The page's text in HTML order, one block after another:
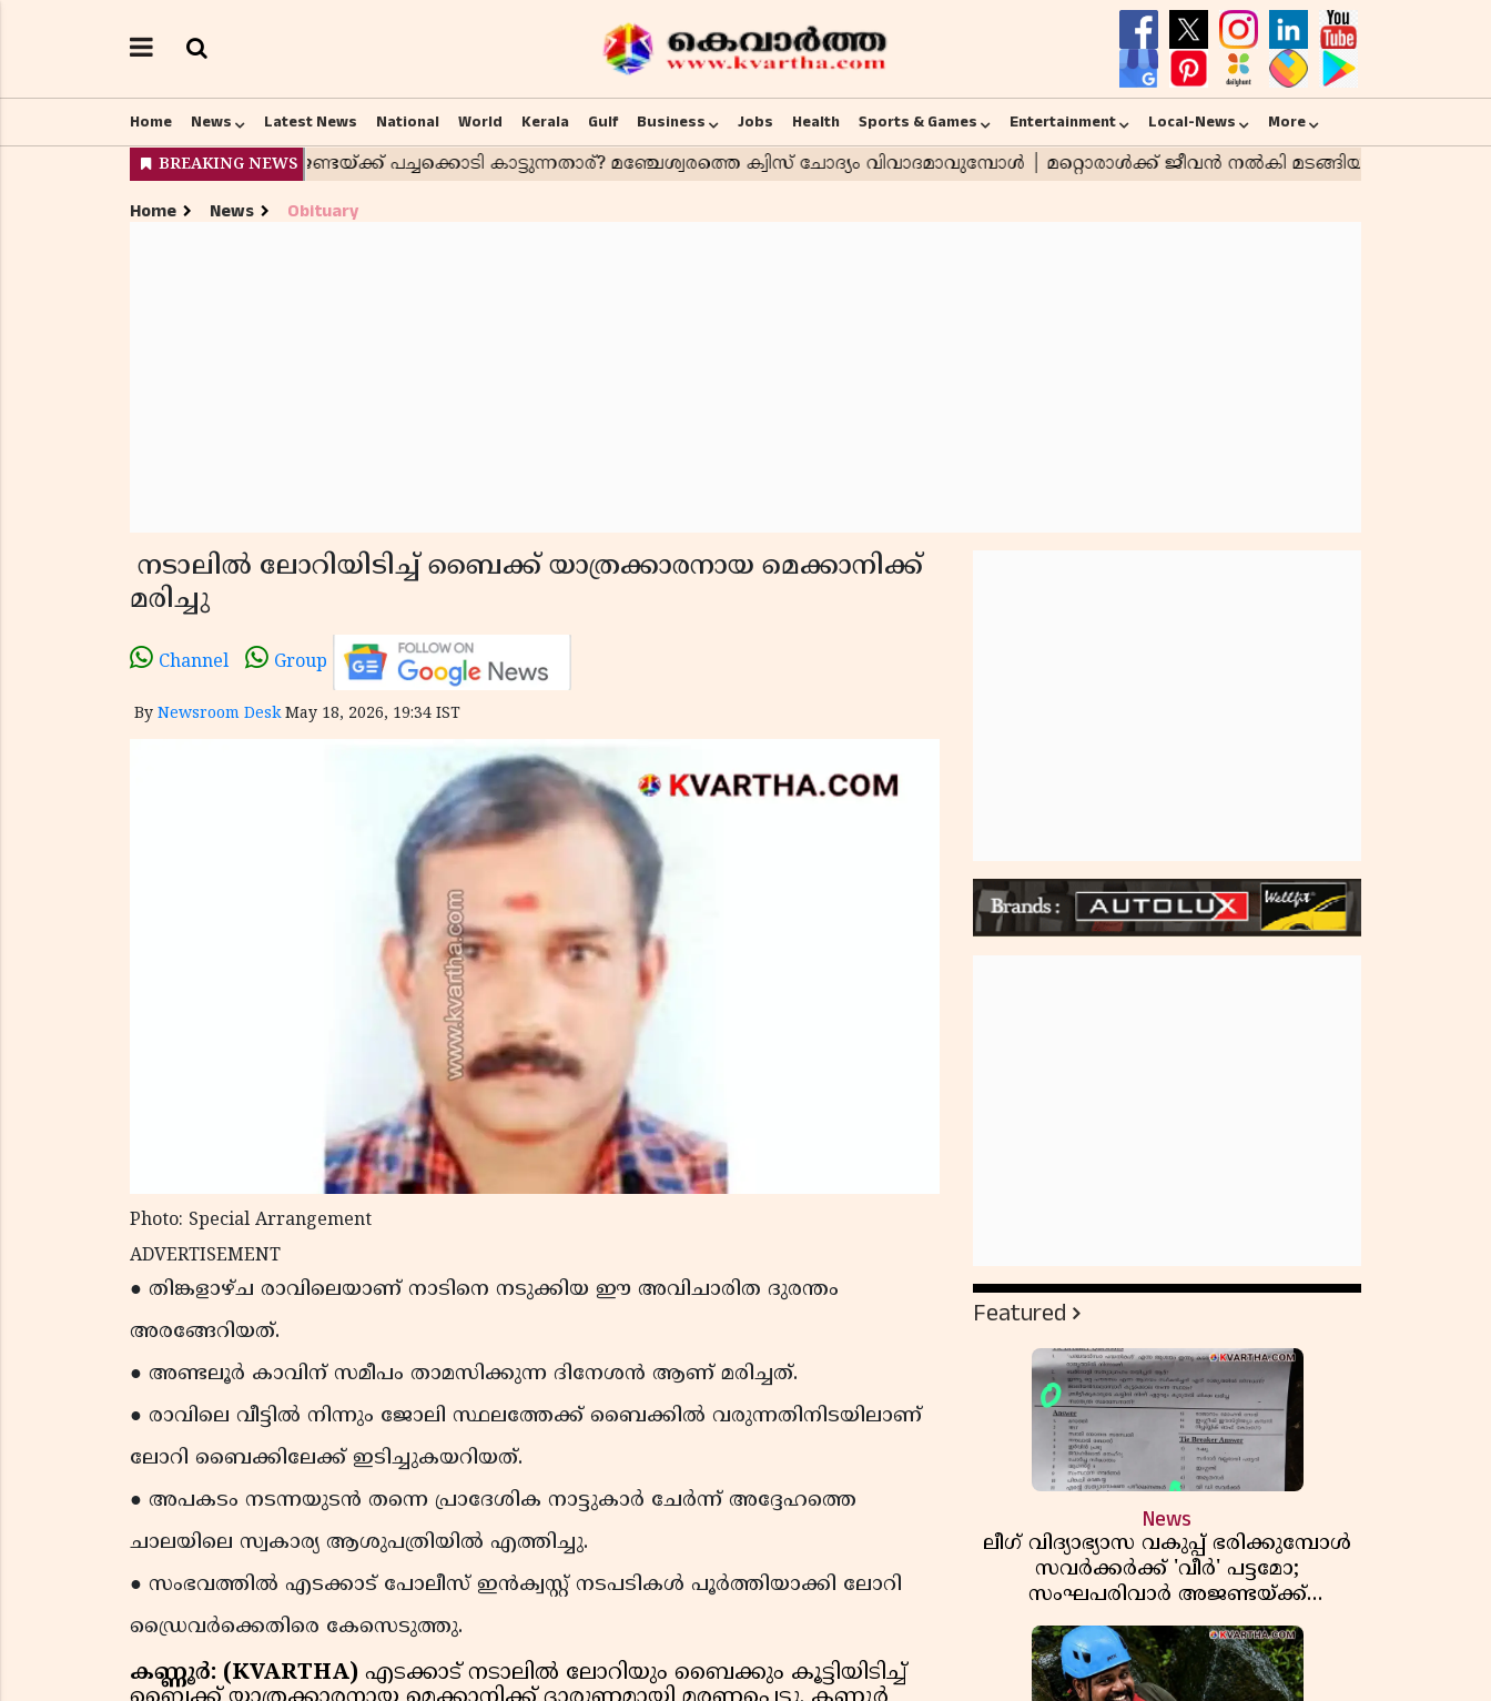
Home News Latest News National World Kerala Gulf Business Jobs Health Sports & Games Entertainment Local-News More
Home News Obituary
നടാലിൽ ലോറിയിടിച്ച് ബൈക്ക് യാത്രക്കാരനായ മെക്കാനിക്ക്
മരിച്ചു
Channel Group
By Newsroom Desk May 18, 2026, 19:34 IST
Photo: Special Arrangement
ADVERTISEMENT
● തിങ്കളാഴ്ച രാവിലെയാണ് നാടിനെ നടുക്കിയ ഈ അവിചാരിത ദുരന്തം
അരങ്ങേറിയത്.
● അണ്ടലൂർ കാവിന് സമീപം താമസിക്കുന്ന ദിനേശൻ ആണ് മരിച്ചത്.
● രാവിലെ വീട്ടിൽ നിന്നും ജോലി സ്ഥലത്തേക്ക് ബൈക്കിൽ വരുന്നതിനിടയിലാണ്
ലോറി ബൈക്കിലേക്ക് ഇടിച്ചുകയറിയത്.
● അപകടം നടന്നയുടൻ തന്നെ പ്രാദേശിക നാട്ടുകാർ ചേർന്ന് അദ്ദേഹത്തെ
ചാലയിലെ സ്വകാര്യ ആശുപത്രിയിൽ എത്തിച്ചു.
● സംഭവത്തിൽ എടക്കാട് പോലീസ് ഇൻക്വസ്റ്റ് നടപടികൾ പൂർത്തിയാക്കി ലോറി
ഡ്രൈവർക്കെതിരെ കേസെടുത്തു.
കണ്ണൂർ: (KVARTHA) എടക്കാട് നടാലിൽ ലോറിയും ബൈക്കും കൂട്ടിയിടിച്ച്
Featured
News
ലീഗ് വിദ്യാഭ്യാസ വകുപ്പ് ഭരിക്കുമ്പോൾ
സവർക്കർക്ക് 'വീർ' പട്ടമോ;
സംഘപരിവാർ അജണ്ടയ്ക്ക്
പച്ചക്കൊടി കാട്ടുന്നതാര്?
മഞ്ചേശ്വരത്തെ ക്വിസ് ചോദ്യം
വിവാദമാവുമ്പോൾ